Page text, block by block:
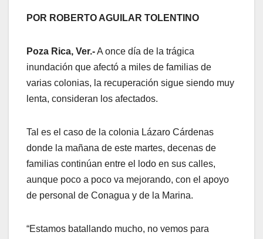
POR ROBERTO AGUILAR TOLENTINO
Poza Rica, Ver.-A once día de la trágica
inundación que afectó a miles de familias de
varias colonias, la recuperación sigue siendo muy
lenta, consideran los afectados.
Tal es el caso de la colonia Lázaro Cárdenas
donde la mañana de este martes, decenas de
familias continúan entre el lodo en sus calles,
aunque poco a poco va mejorando, con el apoyo
de personal de Conagua y de la Marina.
“Estamos batallando mucho, no vemos para